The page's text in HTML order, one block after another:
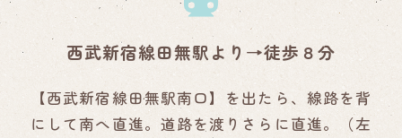
西武新宿線田無駅より→徒歩８分
【西武新宿線田無駅南口】を出たら、線路を背
にして南へ直進。道路を渡りさらに直進。（左